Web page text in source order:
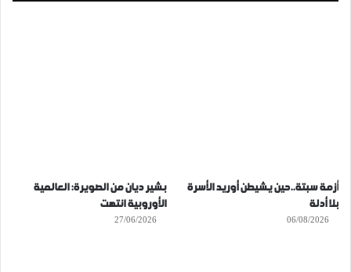
أزمة سبتة..حين يشيطن أوريد الأسرة
بلا أدلة
06/08/2026
بشير ديان من الصويرة: العالمية
الأوروبية انتهت
27/06/2026